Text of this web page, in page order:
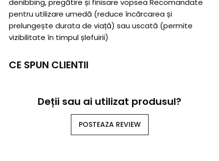
denibbing, pregătire și finisare vopsea Recomandate
pentru utilizare umedă (reduce încărcarea și
prelungește durata de viață) sau uscată (permite
vizibilitate în timpul șlefuirii)
CE SPUN CLIENTII
Deții sau ai utilizat produsul?
POSTEAZA REVIEW